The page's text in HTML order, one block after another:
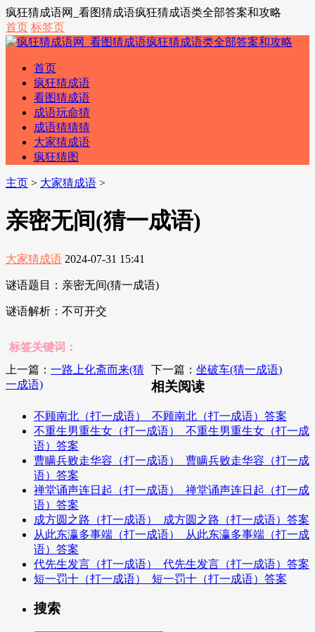
疯狂猜成语网_看图猜成语疯狂猜成语类全部答案和攻略
首页 标签页
首页
疯狂猜成语
看图猜成语
成语玩命猜
成语猜猜猜
大家猜成语
疯狂猜图
主页 > 大家猜成语 >
亲密无间(猜一成语)
大家猜成语 2024-07-31 15:41
谜语题目：亲密无间(猜一成语)
谜语解析：不可开交
标签关键词：
上一篇： 一路上化斋而来(猜
一成语)
下一篇：坐破车(猜一成语)
相关阅读
不顾南北（打一成语）_不顾南北（打一成语）答案
不重生男重生女（打一成语）_不重生男重生女（打一成
语）答案
曹瞒兵败走华容（打一成语）_曹瞒兵败走华容（打一成
语）答案
禅堂诵声连日起（打一成语）_禅堂诵声连日起（打一成
语）答案
成方圆之路（打一成语）_成方圆之路（打一成语）答案
从此东瀛多事端（打一成语）_从此东瀛多事端（打一成
语）答案
代先生发言（打一成语）_代先生发言（打一成语）答案
短一罚十（打一成语）_短一罚十（打一成语）答案
搜索